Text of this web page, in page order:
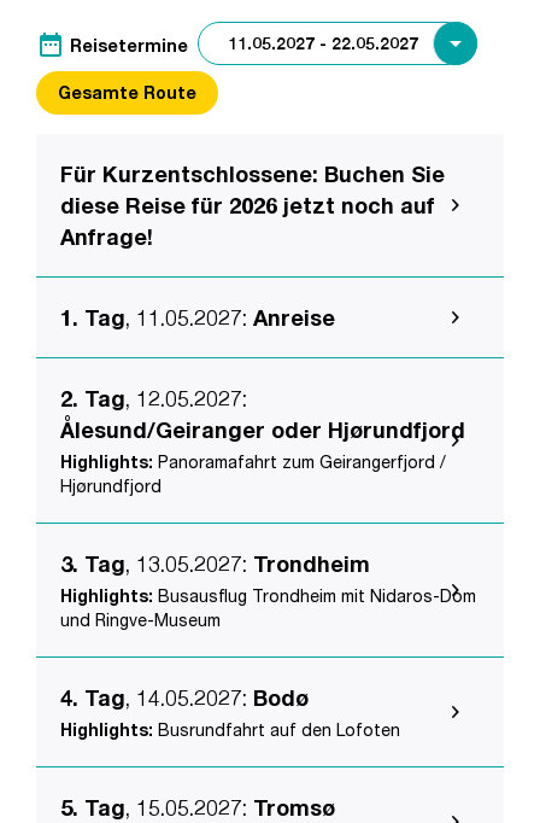
date_range Reisetermine
Gesamte Route
Für Kurzentschlossene: Buchen Sie
diese Reise für 2026 jetzt noch auf
Anfrage!
1. Tag, 11.05.2027: Anreise
2. Tag, 12.05.2027:
Ålesund/Geiranger oder Hjørundfjord
Highlights: Panoramafahrt zum Geirangerfjord /
Hjørundfjord
3. Tag, 13.05.2027: Trondheim
Highlights: Busausflug Trondheim mit Nidaros-Dom
und Ringve-Museum
4. Tag, 14.05.2027: Bodø
Highlights: Busrundfahrt auf den Lofoten
5. Tag, 15.05.2027: Tromsø